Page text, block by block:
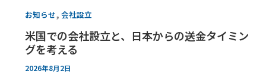
お知らせ, 会社設立
米国での会社設立と、日本からの送金タイミン
グを考える
2026年8月2日